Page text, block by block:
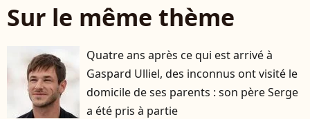
Sur le même thème
Quatre ans après ce qui est arrivé à
Gaspard Ulliel, des inconnus ont visité le
domicile de ses parents : son père Serge
a été pris à partie